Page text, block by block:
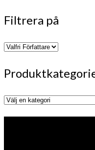
Hanna Gunnarsson, BTJ
Filtrera på